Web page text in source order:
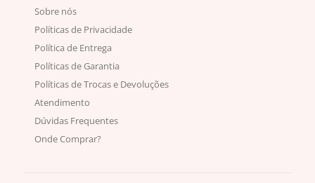
Sobre nós
Políticas de Privacidade
Política de Entrega
Políticas de Garantia
Políticas de Trocas e Devoluções
Atendimento
Dúvidas Frequentes
Onde Comprar?